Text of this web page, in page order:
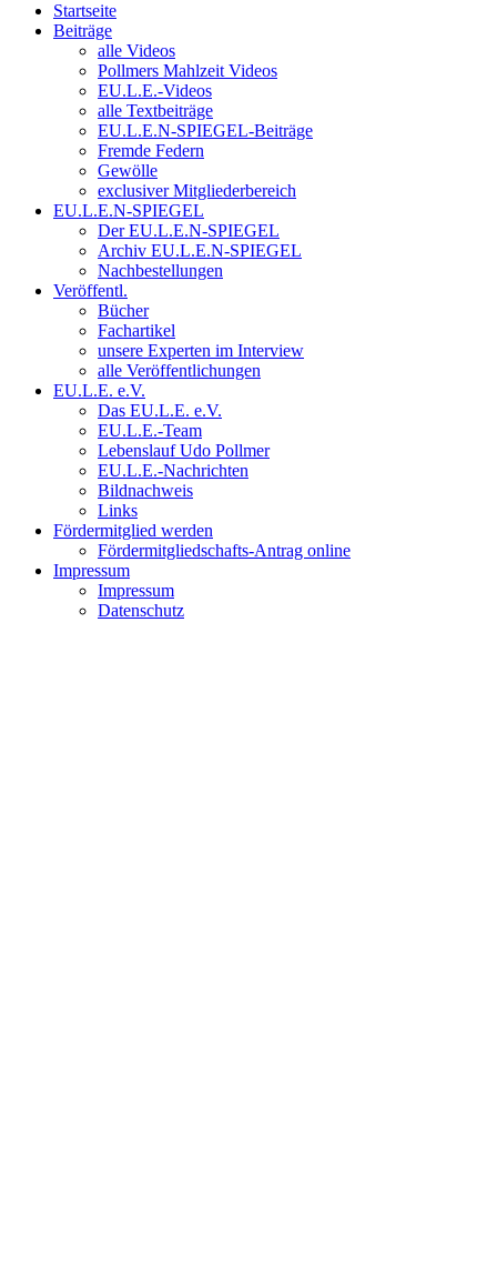
Startseite
Beiträge
alle Videos
Pollmers Mahlzeit Videos
EU.L.E.-Videos
alle Textbeiträge
EU.L.E.N-SPIEGEL-Beiträge
Fremde Federn
Gewölle
exclusiver Mitgliederbereich
EU.L.E.N-SPIEGEL
Der EU.L.E.N-SPIEGEL
Archiv EU.L.E.N-SPIEGEL
Nachbestellungen
Veröffentl.
Bücher
Fachartikel
unsere Experten im Interview
alle Veröffentlichungen
EU.L.E. e.V.
Das EU.L.E. e.V.
EU.L.E.-Team
Lebenslauf Udo Pollmer
EU.L.E.-Nachrichten
Bildnachweis
Links
Fördermitglied werden
Fördermitgliedschafts-Antrag online
Impressum
Impressum
Datenschutz